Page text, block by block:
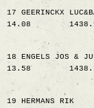
17 GEERINCKX
14.08
18 ENGELS JOS &
13.58
19 HERMANS RIK